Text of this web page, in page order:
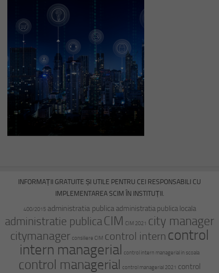
INFORMAȚII GRATUITE ȘI UTILE PENTRU CEI RESPONSABILI CU
IMPLEMENTAREA SCIM ÎN INSTITUȚII.
400/2015 administratia publica administratia publica locala
administratie publicaCIM CIM 2021 city manager
citymanager consiliere CIM control intern control
intern managerial control intern managerial in scoala
control managerial control managerial 2021 control